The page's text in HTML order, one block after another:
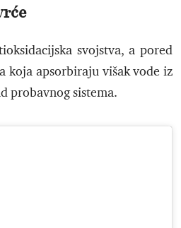
svojstva, a pored
koja apsorbiraju višak vode iz
probavnog sistema.